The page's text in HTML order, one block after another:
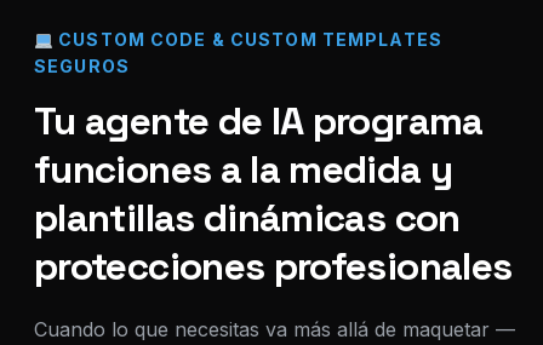
CUSTOM CODE & CUSTOM TEMPLATES
SEGUROS
Tu agente de IA programa
funciones a la medida y
plantillas dinámicas con
protecciones profesionales
Cuando lo que necesitas va más allá de maquetar —